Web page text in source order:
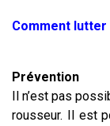
Comment
Prévention
Il n’est pas
rousseur. Il est